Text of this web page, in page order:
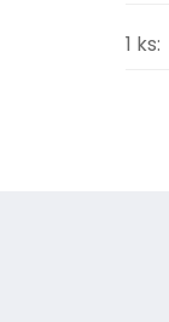
1 ks: